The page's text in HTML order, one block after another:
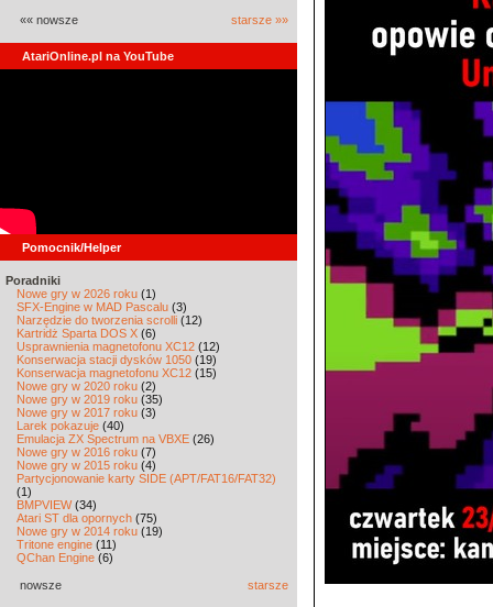
«« nowsze starsze »»
AtariOnline.pl na YouTube
Pomocnik/Helper
Poradniki
Nowe gry w 2026 roku (1)
SFX-Engine w MAD Pascalu (3)
Narzędzie do tworzenia scrolli (12)
Kartridż Sparta DOS X (6)
Usprawnienia magnetofonu XC12 (12)
Konserwacja stacji dysków 1050 (19)
Konserwacja magnetofonu XC12 (15)
Nowe gry w 2020 roku (2)
Nowe gry w 2019 roku (35)
Nowe gry w 2017 roku (3)
Larek pokazuje (40)
Emulacja ZX Spectrum na VBXE (26)
Nowe gry w 2016 roku (7)
Nowe gry w 2015 roku (4)
Partycjonowanie karty SIDE (APT/FAT16/FAT32)
(1)
BMPVIEW(34)
Atari ST dla opornych (75)
Nowe gry w 2014 roku (19)
Tritone engine (11)
QChan Engine (6)
nowsze starsze